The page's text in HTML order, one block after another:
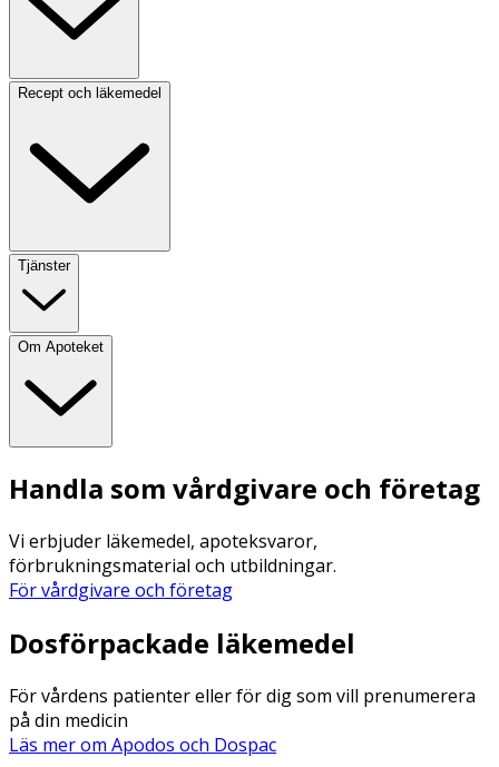
Recept och läkemedel
Tjänster
Om Apoteket
Handla som vårdgivare och företag
Vi erbjuder läkemedel, apoteksvaror,
förbrukningsmaterial och utbildningar.
För vårdgivare och företag
Dosförpackade läkemedel
För vårdens patienter eller för dig som vill prenumerera
på din medicin
Läs mer om Apodos och Dospac